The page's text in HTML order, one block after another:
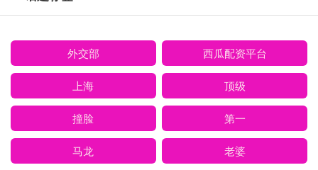
外交部 西瓜配资平台
上海 顶级
撞脸 第一
马龙 老婆